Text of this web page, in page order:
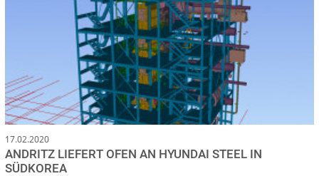
17.02.2020
ANDRITZ LIEFERT OFEN AN HYUNDAI STEEL IN
SÜDKOREA